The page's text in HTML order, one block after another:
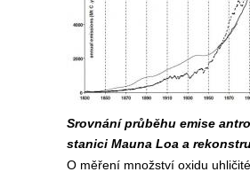
Srovnání průběhu emise
stanici Mauna Loa a
O měření množství oxidu